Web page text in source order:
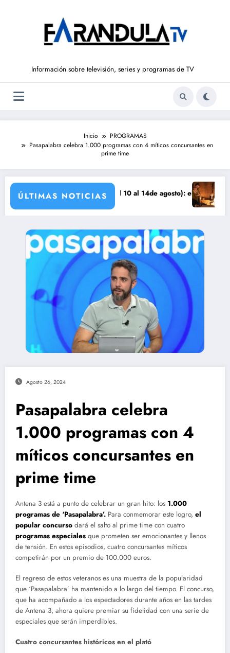
Información sobre televisión, series y programas de TV
Inicio
PROGRAMAS
Pasapalabra celebra 1.000 programas con 4 míticos concursantes en
prime time
ÚLTIMAS NOTICIAS
DE LIBERTAD’ (del 10 al 14de agosto): el secreto de Tasio sale
Avance
Agosto 26, 2024
Pasapalabra celebra
1.000 programas con 4
míticos concursantes en
prime time
Antena 3 está a punto de celebrar un gran hito: los 1.000
programas de ‘Pasapalabra’. Para conmemorar este logro, el
popular concurso dará el salto al prime time con cuatro
programas especiales que prometen ser emocionantes y llenos
de tensión. En estos episodios, cuatro concursantes míticos
competirán por un premio de 100.000 euros.
El regreso de estos veteranos es una muestra de la popularidad
que ‘Pasapalabra’ ha mantenido a lo largo del tiempo. El concurso,
que ha acompañado a los espectadores durante años en las tardes
de Antena 3, ahora quiere premiar su fidelidad con una serie de
especiales que serán imperdibles.
Cuatro concursantes históricos en el plató